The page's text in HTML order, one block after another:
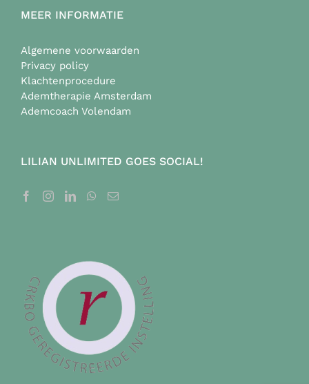
MEER INFORMATIE
Algemene voorwaarden
Privacy policy
Klachtenprocedure
Ademtherapie Amsterdam
Ademcoach Volendam
LILIAN UNLIMITED GOES SOCIAL!